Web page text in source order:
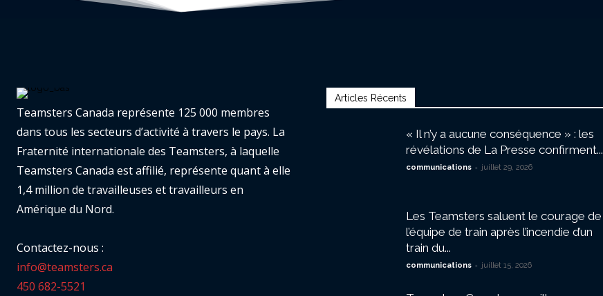
Teamsters Canada représente 125 000 membres
dans tous les secteurs d’activité à travers le pays. La
Fraternité internationale des Teamsters, à laquelle
Teamsters Canada est affilié, représente quant à elle
1,4 million de travailleuses et travailleurs en
Amérique du Nord.
Contactez-nous :
info@teamsters.ca
450 682-5521
Articles Récents
« Il n’y a aucune conséquence » : les
révélations de La Presse confirment...
communications - juillet 29, 2026
Les Teamsters saluent le courage de
l’équipe de train après l’incendie d’un
train du...
communications - juillet 15, 2026